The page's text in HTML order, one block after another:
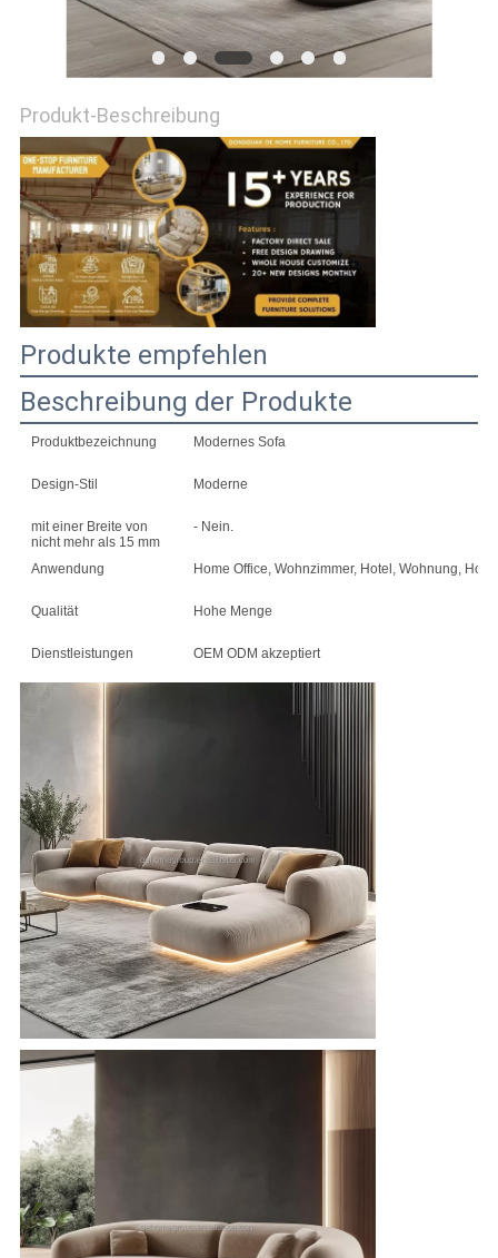
REFERENZEN
SITEMAP
PRIVACY
POLICY
Produkt-Beschreibung
Produkte empfehlen
Beschreibung der Produkte
Produktbezeichnung Modernes Sofa
Design-Stil Moderne
mit einer Breite von
nicht mehr als 15 mm
- Nein.
Anwendung Home Office, Wohnzimmer, Hotel, Wohnung,
Qualität Hohe Menge
Dienstleistungen OEM ODM akzeptiert